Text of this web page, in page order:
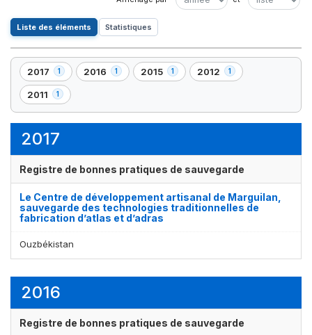
Liste des éléments Statistiques
2017 1
,
1
élément(s)
2016 1
,
2015 1
,
2012 1
,
2011 1
,
1
2017
Registre de bonnes pratiques de sauvegarde
Le Centre de développement artisanal de Marguilan,
sauvegarde des technologies traditionnelles de
fabrication d’atlas et d’adras
Ouzbékistan
2016
Registre de bonnes pratiques de sauvegarde